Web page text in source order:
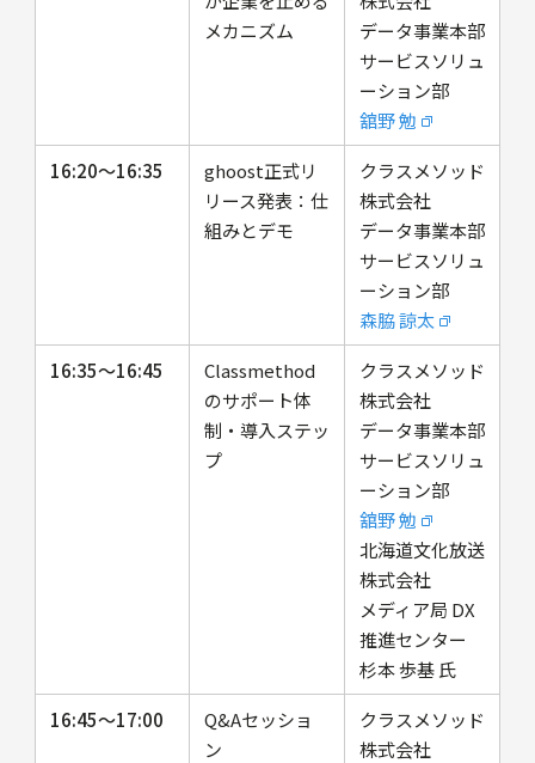
メカニズム
データ事業本部
サービスソリュ
ーション部
舘野 勉
16:20〜16:35
ghoost正式リ
リース発表：仕
組みとデモ
クラスメソッド
株式会社
データ事業本部
サービスソリュ
ーション部
森脇 諒太
16:35～16:45
Classmethod
のサポート体
制・導入ステッ
プ
クラスメソッド
株式会社
データ事業本部
サービスソリュ
ーション部
舘野 勉
北海道文化放送
株式会社
メディア局 DX
推進センター
杉本 歩基 氏
16:45～17:00
Q&Aセッショ
ン
クラスメソッド
株式会社